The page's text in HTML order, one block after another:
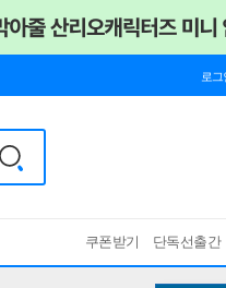
로그
쿠폰받기 단독선출간